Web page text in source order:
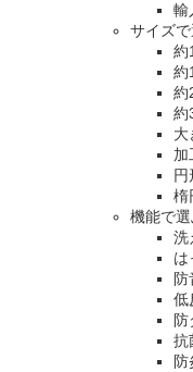
輸
サイズ
約
約
約
約
大
加
円
楕
機能で
洗
は
防
低
防
抗
防